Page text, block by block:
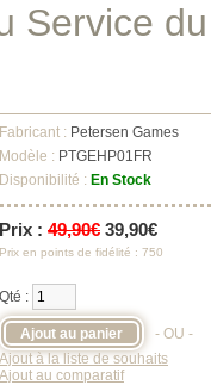
Service du
Fabricant : Petersen Games
Modèle : PTGEHP01FR
Disponibilité : En Stock
Prix : 49,90€ 39,90€
Prix en points de fidélité : 750
Qté :
- OU -
Ajout à la liste de souhaits
Ajout au comparatif